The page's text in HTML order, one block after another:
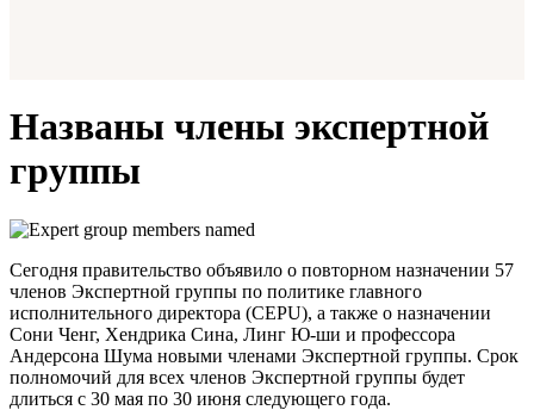
Названы члены экспертной
группы
Сегодня правительство объявило о повторном назначении 57
членов Экспертной группы по политике главного
исполнительного директора (CEPU), а также о назначении
Сони Ченг, Хендрика Сина, Линг Ю-ши и профессора
Андерсона Шума новыми членами Экспертной группы. Срок
полномочий для всех членов Экспертной группы будет
длиться с 30 мая по 30 июня следующего года.